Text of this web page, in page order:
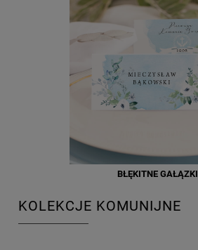
BŁĘKITNE GAŁĄZKI
KOLEKCJE KOMUNIJNE